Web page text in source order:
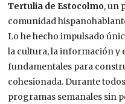
Tertulia de Estocolmo, un
comunidad
Lo he hecho impulsado
la cultura, la información y
fundamentales para
cohesionada. Durante
programas semanales sin